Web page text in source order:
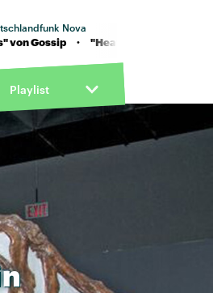
Nova
· "Heavy Cross" von Gossip
Playlist